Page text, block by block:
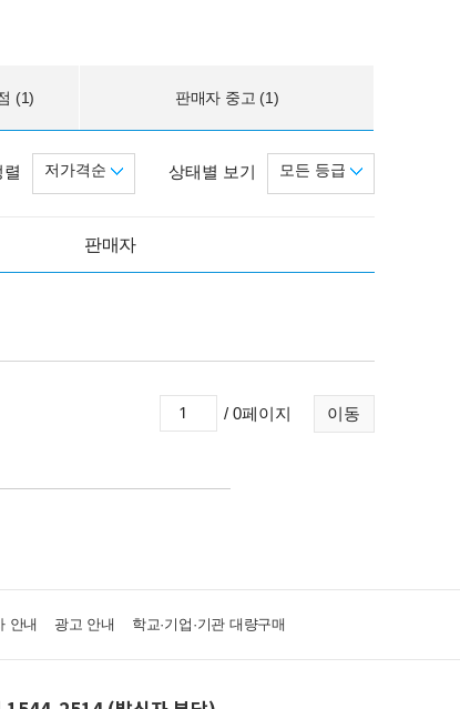
(1) 판매자 중고 (1)
상태별 보기 모든 등급
렬 저가격순
판매자
이동
/ 0페이지
안내 광고 안내 학교·기업·기관 대량구매